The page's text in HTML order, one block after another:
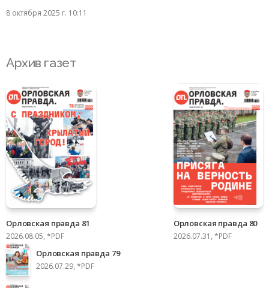
8 октября 2025 г. 10:11
Архив газет
Орловская правда 81
2026.08.05, *PDF
Орловская правда 80
2026.07.31, *PDF
Орловская правда 79
2026.07.29, *PDF